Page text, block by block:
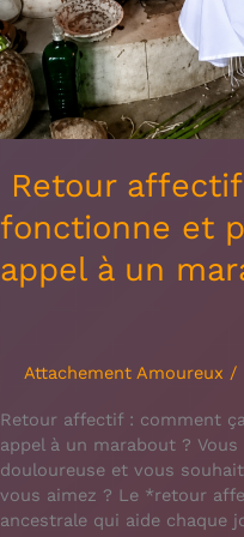
Retour
fonctionne et
appel à un
Attachement Amoureux /
Retour affectif : comment
appel à un marabout ?
douloureuse et vous
vous aimez ? Le *retour
ancestrale qui aide chaque